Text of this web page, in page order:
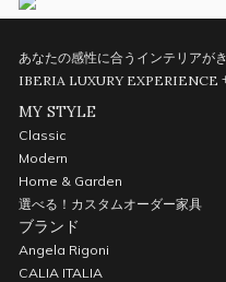
あなたの感性に合うインテリアが
IBERIA LUXURY EXPERIENCE
MY STYLE
Classic
Modern
Home & Garden
選べる！カスタムオーダー家具
ブランド
Angela Rigoni
CALIA ITALIA